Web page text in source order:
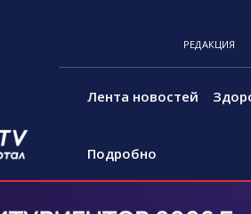
РЕДАКЦИЯ
Лента новостей
Подробно